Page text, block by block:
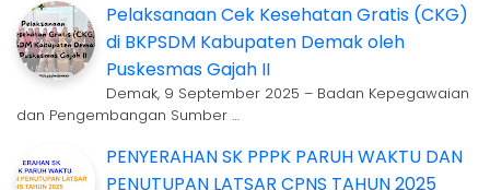
Pelaksanaan Cek Kesehatan Gratis (CKG)
di BKPSDM Kabupaten Demak oleh
Puskesmas Gajah II
Demak, 9 September 2025 – Badan Kepegawaian
dan Pengembangan Sumber …
PENYERAHAN SK PPPK PARUH WAKTU DAN
PENUTUPAN LATSAR CPNS TAHUN 2025